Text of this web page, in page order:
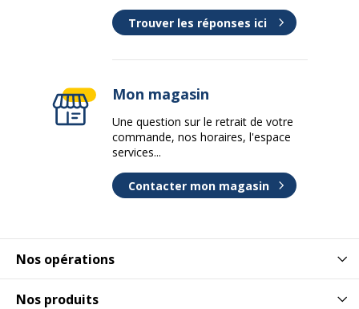
Nos opérations
Nos produits
Trouver les réponses ici
Mon magasin
Une question sur le retrait de votre
commande, nos horaires, l'espace
services...
Contacter mon magasin